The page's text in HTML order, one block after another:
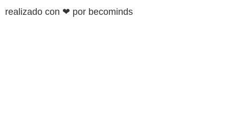
realizado con ❤ por becominds